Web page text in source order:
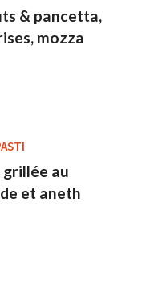
& pancetta,
mozza
au
et aneth